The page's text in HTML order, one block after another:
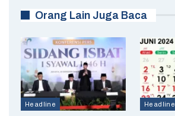
Orang Lain Juga Baca
Headline Headline